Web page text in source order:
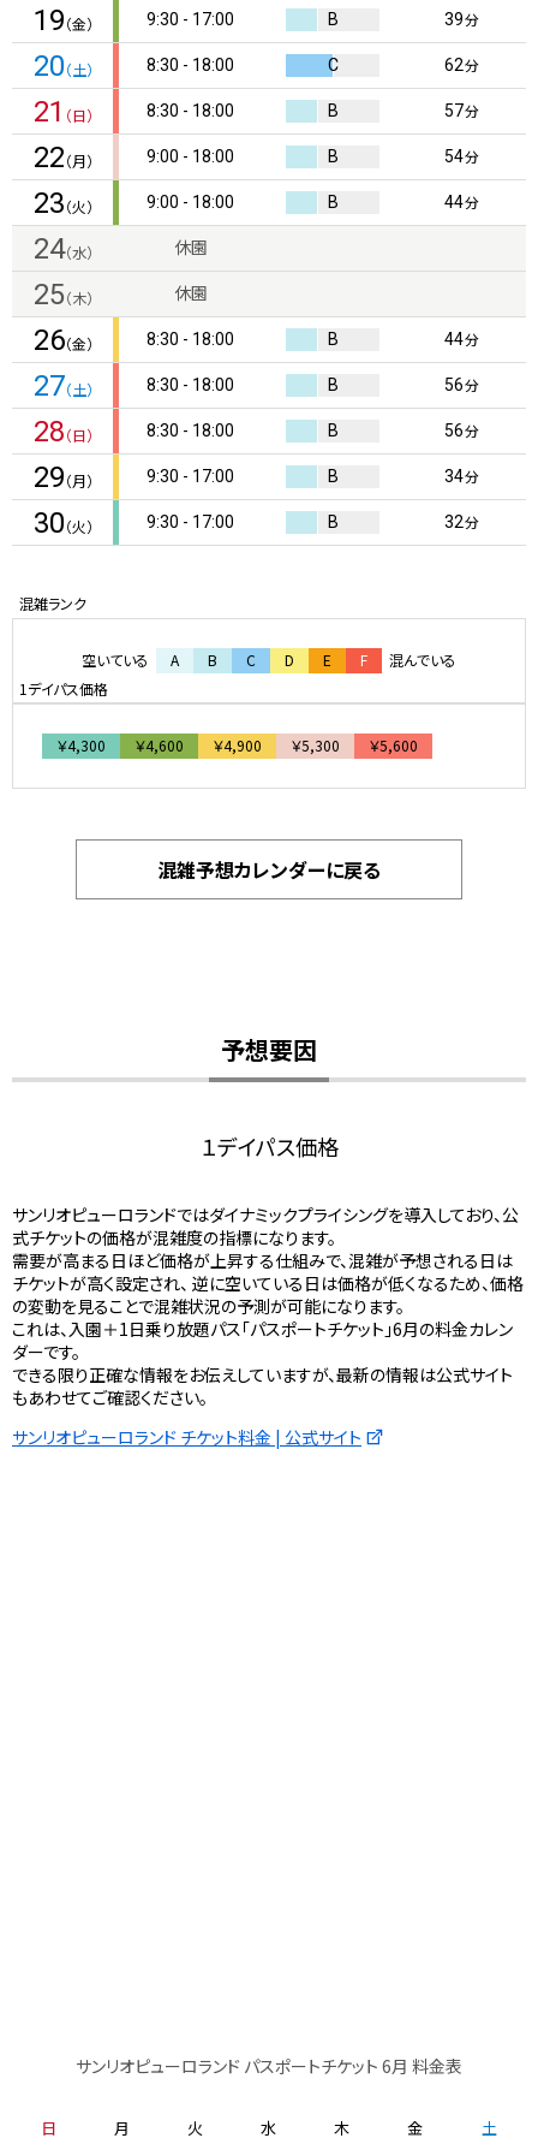
19 （金） 9:30 - 17:00 B 39分
20 （土） 8:30 - 18:00 C 62分
21 （日） 8:30 - 18:00 B 57分
22 （月） 9:00 - 18:00 B 54分
23 （火） 9:00 - 18:00 B 44分
24（水） 休園
25（木） 休園
26（金） 8:30 - 18:00 B 44分
27（土） 8:30 - 18:00 B 56分
28 （日） 8:30 - 18:00 B 56分
29 （月） 9:30 - 17:00 B 34分
30 （火） 9:30 - 17:00 B 32分
空いている A B C D E F 混んでいる
￥4,300 ￥4,600 ￥4,900 ￥5,300 ￥5,600
混雑予想カレンダーに戻る
予想要因
１デイパス価格
サンリオピューロランドではダイナミックプライシングを導入しており、公
式チケットの価格が混雑度の指標になります。
需要が高まる日ほど価格が上昇する仕組みで、混雑が予想される日は
チケットが高く設定され、 逆に空いている日は価格が低くなるため、価格
の変動を見ることで混雑状況の予測が可能になります。
これは、入園＋1日乗り放題パス「パスポートチケット」6月の料金カレン
ダーです。
できる限り正確な情報をお伝えしていますが、最新の情報は公式サイト
もあわせてご確認ください。
サンリオピューロランド チケット料金 | 公式サイト
サンリオピューロランド パスポートチケット 6月 料金表
日 月 火 水 木 金 土